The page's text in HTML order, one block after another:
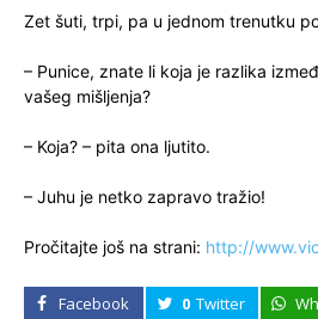
Zet šuti, trpi, pa u jednom trenutku
– Punice, znate li koja je razlika
vašeg mišljenja?
– Koja? – pita ona ljutito.
– Juhu je netko zapravo tražio!
Pročitajte još na strani: http://
Facebook 0 Twitter